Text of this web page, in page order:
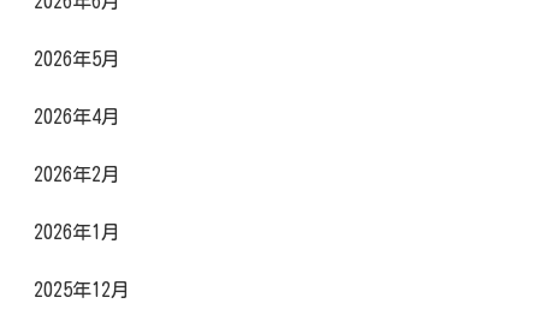
2026年5月
2026年4月
2026年2月
2026年1月
2025年12月